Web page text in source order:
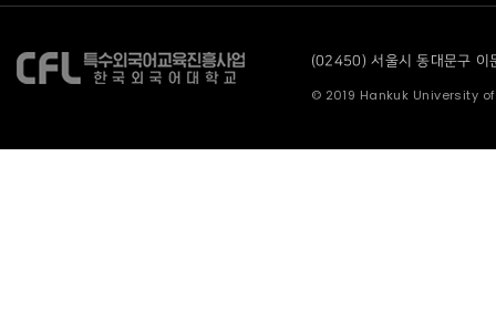
(02450) 서울시 동대문구
© 2019 Hankuk University